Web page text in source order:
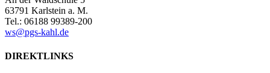
63791 Karlstein a. M.
Tel.: 06188 99389-200
ws@pgs-kahl.de
DIREKTLINKS